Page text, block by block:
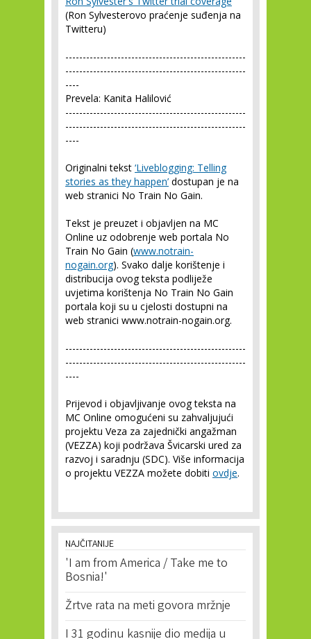
(Ron Sylvesterovo praćenje suđenja na
Twitteru)
----------------------------------------------------
----------------------------------------------------
----
Prevela: Kanita Halilović
----------------------------------------------------
----------------------------------------------------
----
Originalni tekst ‘Liveblogging: Telling
stories as they happen’ dostupan je na
web stranici No Train No Gain.
Tekst je preuzet i objavljen na MC
Online uz odobrenje web portala No
Train No Gain (www.notrain-
nogain.org). Svako dalje korištenje i
distribucija ovog teksta podliježe
uvjetima korištenja No Train No Gain
portala koji su u cjelosti dostupni na
web stranici www.notrain-nogain.org.
----------------------------------------------------
----------------------------------------------------
----
Prijevod i objavljivanje ovog teksta na
MC Online omogućeni su zahvaljujući
projektu Veza za zajednički angažman
(VEZZA) koji podržava Švicarski ured za
razvoj i saradnju (SDC). Više informacija
o projektu VEZZA možete dobiti ovdje.
NAJČITANIJE
'I am from America / Take me to
Bosnia!'
Žrtve rata na meti govora mržnje
I 31 godinu kasnije dio medija u